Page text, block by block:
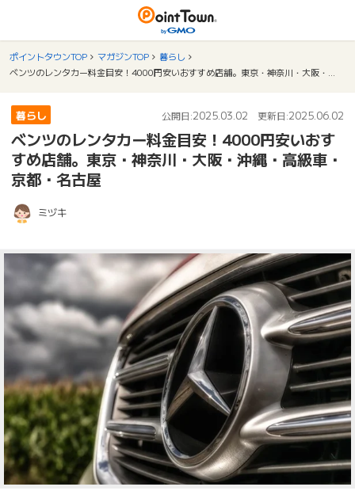
ポイントタウンTOP マガジンTOP
暮らし
暮らし 公開日:2025.03.02 更新日:2025.06.02
ベンツのレンタカー料金目安！4000円安いおす
すめ店舗。東京・神奈川・大阪・沖縄・高級車・
京都・名古屋
ミヅキ